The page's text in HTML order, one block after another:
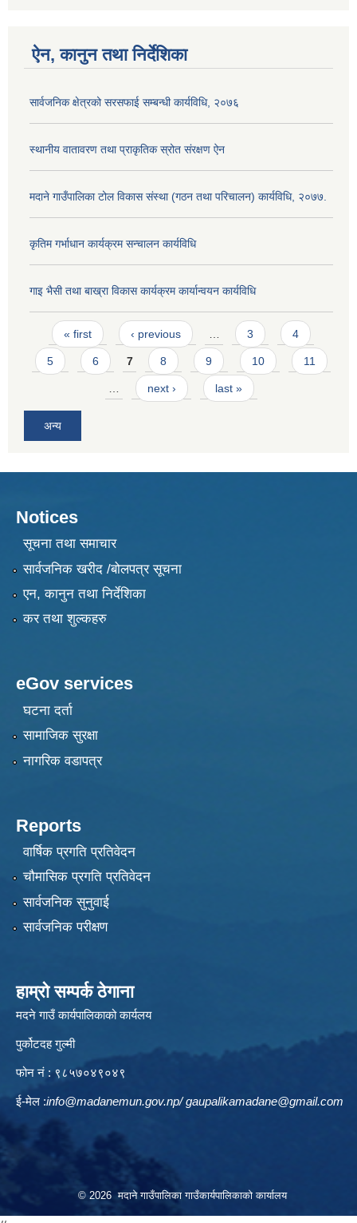
ऐन, कानुन तथा निर्देशिका
सार्वजनिक क्षेत्रको सरसफाई सम्बन्धी कार्यविधि, २०७६
स्थानीय वातावरण तथा प्राकृतिक स्रोत संरक्षण ऐन
मदाने गाउँपालिका टोल विकास संस्था (गठन तथा परिचालन) कार्यविधि, २०७७.
कृतिम गर्भाधान कार्यक्रम सन्चालन कार्यविधि
गाइ भैसी तथा बाख्रा विकास कार्यक्रम कार्यान्वयन कार्यविधि
Pages
« first ‹ previous … 3 4
5 6 7 8 9 10 11
… next › last »
अन्य
Notices
सूचना तथा समाचार
सार्वजनिक खरीद /बोलपत्र सूचना
एन, कानुन तथा निर्देशिका
कर तथा शुल्कहरु
eGov services
घटना दर्ता
सामाजिक सुरक्षा
नागरिक वडापत्र
Reports
वार्षिक प्रगति प्रतिवेदन
चौमासिक प्रगति प्रतिवेदन
सार्वजनिक सुनुवाई
सार्वजनिक परीक्षण
हाम्रो सम्पर्क ठेगाना
मदने गाउँ कार्यपालिकाको कार्यलय
पुर्कोटदह गुल्मी
फोन नं : ९८५७०४९०४९
ई-मेल :info@madanemun.gov.np/gaupalikamadane@gmail.com
© 2026 मदाने गाउँपालिका गाउँकार्यपालिकाको कार्यालय